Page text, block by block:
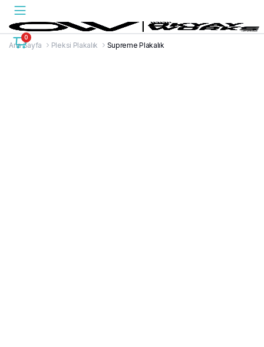
0
Ana Sayfa Pleksi Plakalık Supreme Plakalık